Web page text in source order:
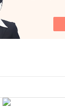
采样手柄与采样